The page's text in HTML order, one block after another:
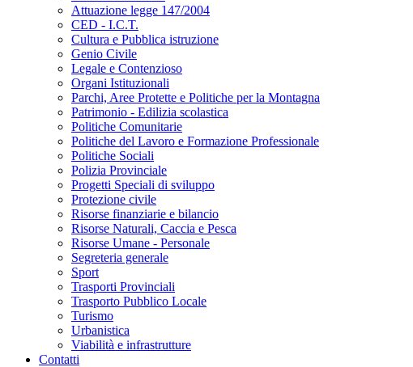
Attuazione legge 147/2004
CED - I.C.T.
Cultura e Pubblica istruzione
Genio Civile
Legale e Contenzioso
Organi Istituzionali
Parchi, Aree Protette e Politiche per la Montagna
Patrimonio - Edilizia scolastica
Politiche Comunitarie
Politiche del Lavoro e Formazione Professionale
Politiche Sociali
Polizia Provinciale
Progetti Speciali di sviluppo
Protezione civile
Risorse finanziarie e bilancio
Risorse Naturali, Caccia e Pesca
Risorse Umane - Personale
Segreteria generale
Sport
Trasporti Provinciali
Trasporto Pubblico Locale
Turismo
Urbanistica
Viabilità e infrastrutture
Contatti